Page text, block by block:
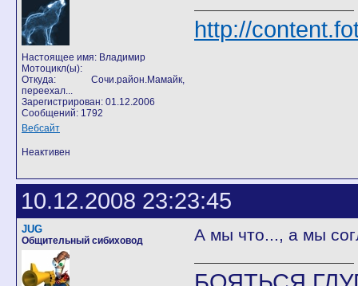
Настоящее имя: Владимир
Мотоцикл(ы):
Откуда: Сочи.район.Мамайк,
переехал...
Зарегистрирован: 01.12.2006
Сообщений: 1792
Вебсайт
http://
Неактивен
10.12.2008 23:23:45
JUG
Общительный сибиховод А мы что..., а мы